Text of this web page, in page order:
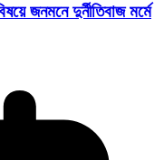
জনমনে দুর্নীতিবাজ মর্মে